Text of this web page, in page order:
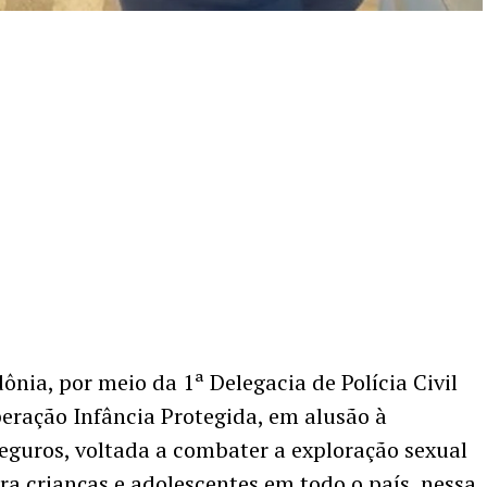
por meio da 1ª Delegacia de Polícia Civil
Infância Protegida, em alusão à
voltada a combater a exploração sexual